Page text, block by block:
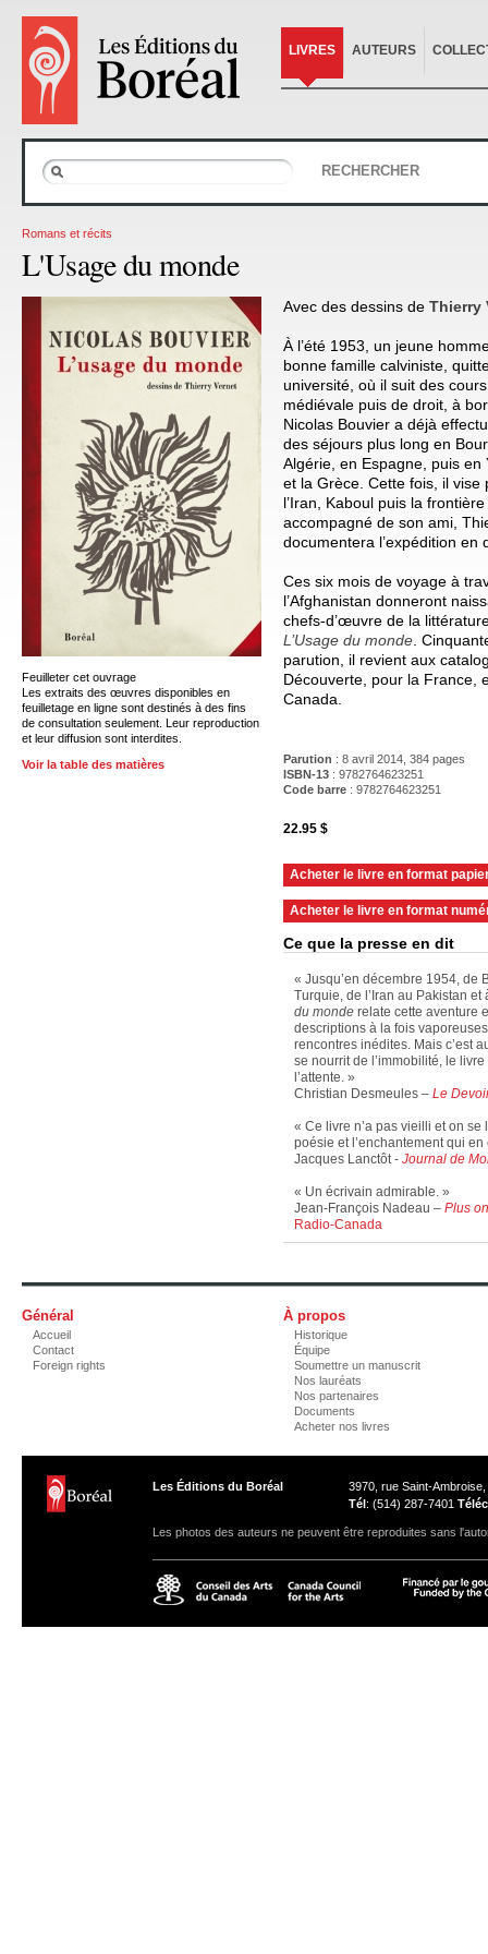
LIVRES AUTEURS
RECHERCHER
Romans et récits
L'Usage du monde
Feuilleter cet ouvrage
Les extraits des œuvres disponibles en
feuilletage en ligne sont destinés à des fins
de consultation seulement. Leur reproduction
et leur diffusion sont interdites.
Voir la table des matières
Avec des dessins de Thierry
À l’été 1953, un jeune
bonne famille calviniste,
université, où il suit des
médiévale puis de droit, à
Nicolas Bouvier a déjà
des séjours plus long en
Algérie, en Espagne, puis en
et la Grèce. Cette fois, il vise
l’Iran, Kaboul puis la
accompagné de son ami,
documentera l’expédition
Ces six mois de voyage à
l’Afghanistan donneront
chefs-d’œuvre de la
L’Usage du monde .
parution, il revient aux
Découverte, pour la France,
Canada.
Parution : 8 avril 2014, 384 pages
ISBN-13 : 9782764623251
Code barre : 9782764623251
22.95 $
Acheter le livre en format
Acheter le livre en format
Ce que la presse en dit
« Jusqu’en décembre 1954, de
Turquie, de l’Iran au Pakistan et
du monde relate cette aventure
descriptions à la fois
rencontres inédites. Mais c’est
se nourrit de l’immobilité, le
l’attente. »
Christian Desmeules – Le
« Ce livre n’a pas vieilli et on se
poésie et l’enchantement qui
Jacques Lanctôt - Journal de
« Un écrivain admirable. »
Jean-François Nadeau – Plus
Radio-Canada
Général
Accueil
Contact
Foreign rights
À propos
Historique
Équipe
Soumettre un manuscrit
Nos lauréats
Nos partenaires
Documents
Acheter nos livres
Les Éditions du Boréal
3970, rue Saint-
Tél : (514) 287-7401 Téléc
Les photos des auteurs ne peuvent être reproduites sans